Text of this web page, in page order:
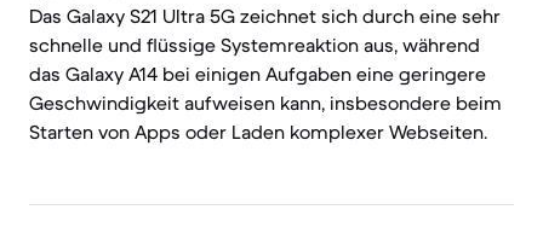
Das Galaxy S21 Ultra 5G zeichnet sich durch eine sehr
schnelle und flüssige Systemreaktion aus, während
das Galaxy A14 bei einigen Aufgaben eine geringere
Geschwindigkeit aufweisen kann, insbesondere beim
Starten von Apps oder Laden komplexer Webseiten.